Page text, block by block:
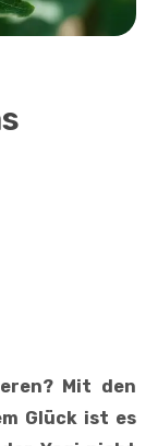
Mit den
Glück ist es